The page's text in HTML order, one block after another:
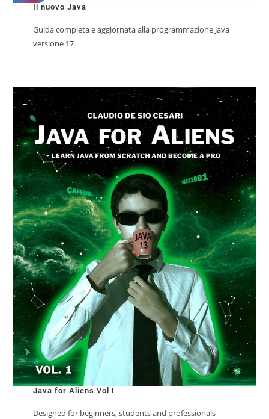
Il nuovo Java
Guida completa e aggiornata alla programmazione Java
versione 17
Java for Aliens Vol I
Designed for beginners, students and professionals